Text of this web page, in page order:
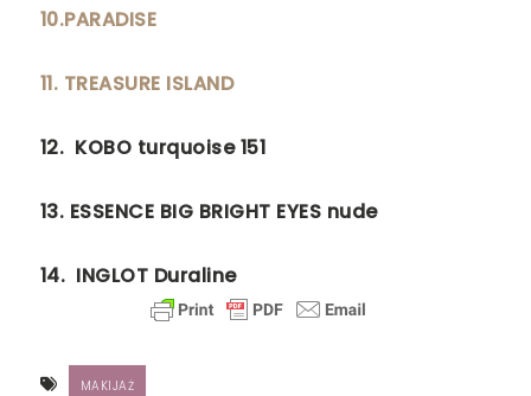
10.PARADISE
11. TREASURE ISLAND
12. KOBO turquoise 151
13. ESSENCE BIG BRIGHT EYES nude
14. INGLOT Duraline
MAKIJAŻ